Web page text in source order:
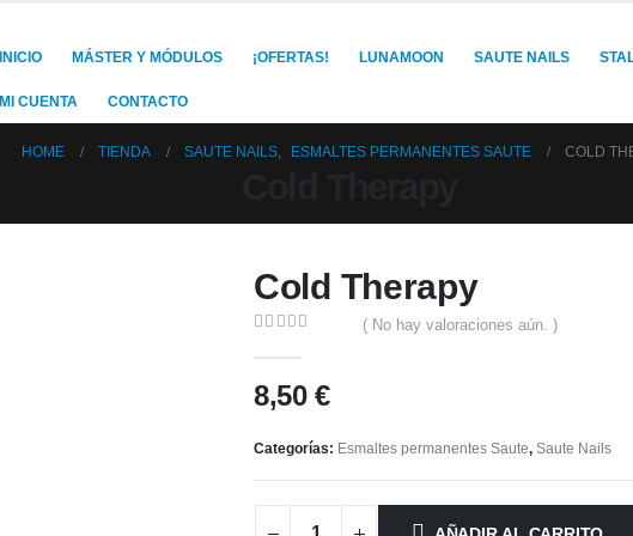
INICIO MÁSTER Y MÓDULOS ¡OFERTAS! LUNAMOON SAUTE NAILS
MI CUENTA CONTACTO
HOME TIENDA SAUTE NAILS, ESMALTES PERMANENTES SAUTE COLD
Cold Therapy
( No hay valoraciones aún. )
8,50 €
Categorías: Esmaltes permanentes Saute, Saute Nails